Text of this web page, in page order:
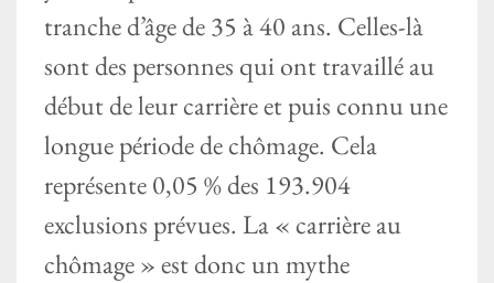
tranche d’âge de 35 à 40 ans. Celles-là
sont des personnes qui ont travaillé au
début de leur carrière et puis connu une
longue période de chômage. Cela
représente 0,05 % des 193.904
exclusions prévues. La « carrière au
chômage » est donc un mythe